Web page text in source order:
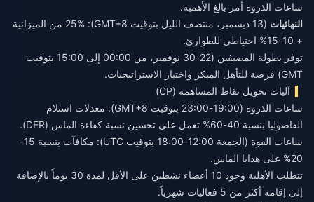
ساعات الذروة أمر بالغ الأهمية.
النهائيات
(13 ديسمبر، منتصف الليل بتوقيت GMT+8): 25% من الميزانية
+ 10-15% احتياطي للطوارئ.
توفر بطولة المضيفين (22-30 نوفمبر، من 00:00 إلى 15:00 بتوقيت
GMT) فرصة للتأهل المبكر واختبار الاستراتيجيات.
آليات تحويل نقاط المساهمة (CP)
ساعات الذروة (19:00-23:00 بتوقيت GMT+8): معدلات استلام
الفاصوليا بنسبة 40-60% تعمل على تحسين نسبة كفاءة الماس (DER).
ساعات القوة (الجمعة 12:00-18:00 بتوقيت UTC): مكافآت بنسبة 15-
20% على هدايا الماس.
تتطلب الأهلية وجود 10 أعضاء نشطين على الأقل لمدة 30 يوماً بالإضافة
إلى إقامة أكثر من 5 فعاليات شهرياً.